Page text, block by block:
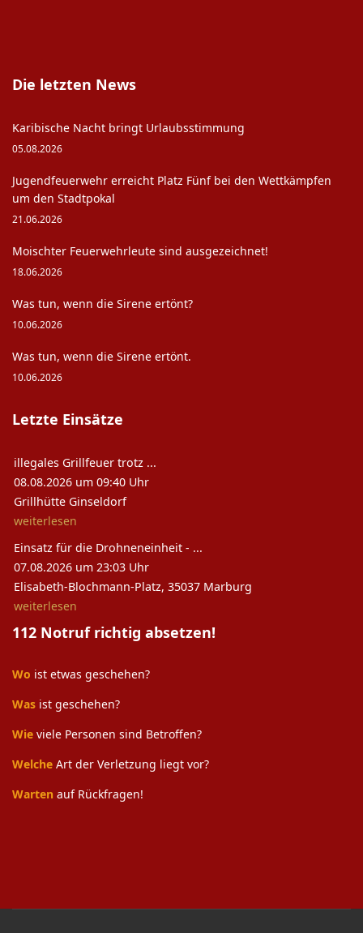
Die letzten News
Karibische Nacht bringt Urlaubsstimmung
05.08.2026
Jugendfeuerwehr erreicht Platz Fünf bei den Wettkämpfen
um den Stadtpokal
21.06.2026
Moischter Feuerwehrleute sind ausgezeichnet!
18.06.2026
Was tun, wenn die Sirene ertönt?
10.06.2026
Was tun, wenn die Sirene ertönt.
10.06.2026
Letzte Einsätze
illegales Grillfeuer trotz ...
08.08.2026 um 09:40 Uhr
Grillhütte Ginseldorf
weiterlesen
Einsatz für die Drohneneinheit - ...
07.08.2026 um 23:03 Uhr
Elisabeth-Blochmann-Platz, 35037 Marburg
weiterlesen
112 Notruf richtig absetzen!
Wo ist etwas geschehen?
Was ist geschehen?
Wie viele Personen sind Betroffen?
Welche Art der Verletzung liegt vor?
Warten auf Rückfragen!